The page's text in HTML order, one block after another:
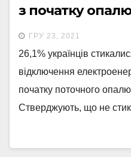
з початку
– КМІС
ГРУ 23, 2021
26,1% українців
відключення
початку поточного
Стверджують, що не